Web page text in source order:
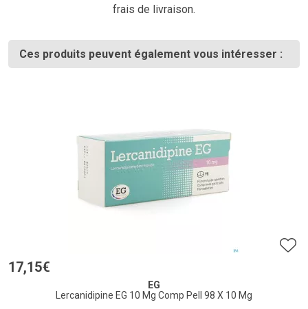
frais de livraison.
Ces produits peuvent également vous intéresser :
17,15€
EG
Lercanidipine EG 10 Mg Comp Pell 98 X 10 Mg